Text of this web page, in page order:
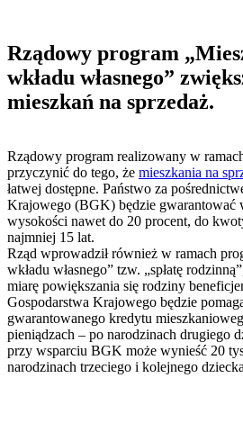
Rządowy program
wkładu własnego”
mieszkań na sprzedaż.
Rządowy program realizowany w
przyczynić do tego, że mieszkania na
łatwej dostępne. Państwo za
Krajowego (BGK) będzie gwarantować
wysokości nawet do 20 procent, do
najmniej 15 lat.
Rząd wprowadził również w ramach
wkładu własnego” tzw. „spłatę
miarę powiększania się rodziny
Gospodarstwa Krajowego będzie
gwarantowanego kredytu
pieniądzach – po narodzinach drugiego
przy wsparciu BGK może wynieść 20
narodzinach trzeciego i kolejnego